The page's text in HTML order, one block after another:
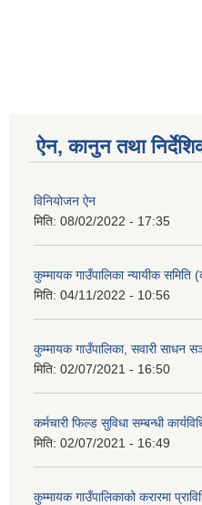
ऐन, कानुन तथा
विनियोजन ऐन
मिति: 08/02/2022 - 17:35
कुम्मायक गाउँपालिका न्यायीक समिति
मिति: 04/11/2022 - 10:56
कुम्मायक गाउँपालिका, सवारी साधन
मिति: 02/07/2021 - 16:50
कर्मचारी फिल्ड सुविधा सम्बन्धी
मिति: 02/07/2021 - 16:49
कुम्मायक गाउँपालिकाको करारमा